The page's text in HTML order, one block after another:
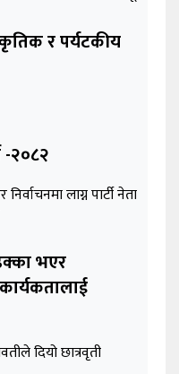
र पर्यटकीय
२०८२
भएर
कार्यकतालाई